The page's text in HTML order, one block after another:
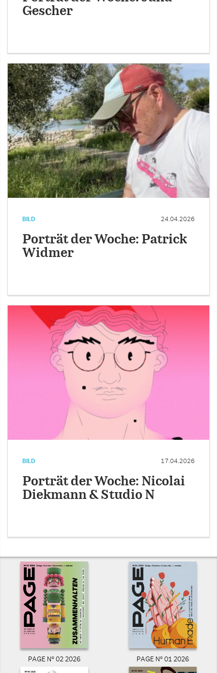
Gescher
BILD 24.04.2026
Porträt der Woche: Patrick
Widmer
BILD 17.04.2026
Porträt der Woche: Nicolai
Diekmann & Studio N
PAGE N° 02 2026 PAGE N° 01 2026